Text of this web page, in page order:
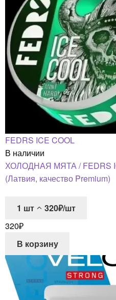
FEDRS ICE COOL
В наличии
ХОЛОДНАЯ МЯТА / FEDRS
(Латвия, качество Premium)
1 шт
320₽/шт
320₽
В корзину